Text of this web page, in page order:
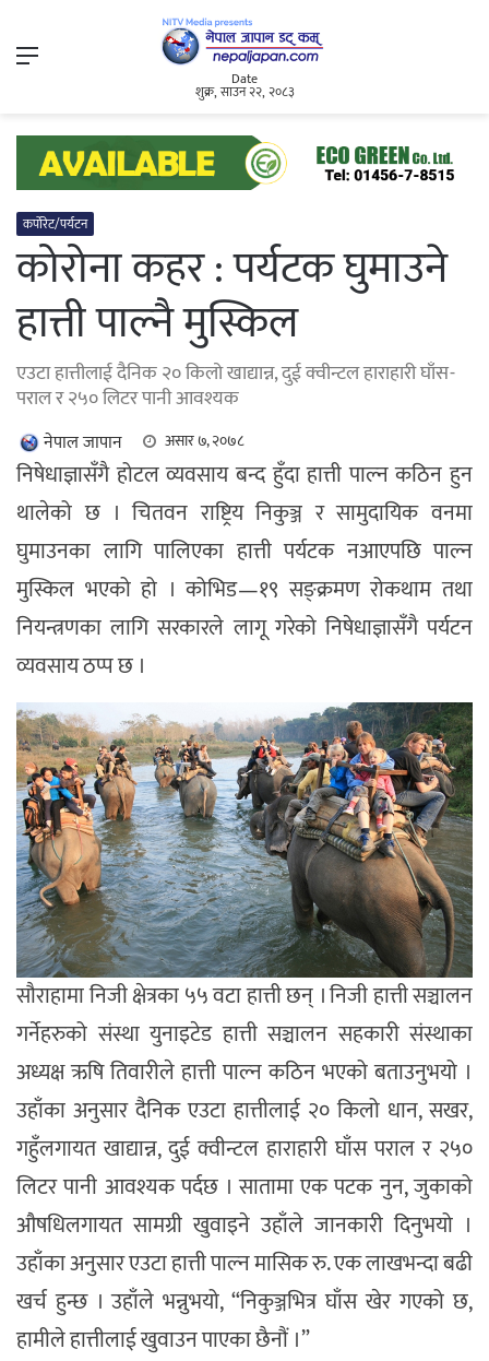
Menu
Date
शुक्र, साउन २२, २०८३
कर्पोरेट/पर्यटन
कोरोना कहर : पर्यटक घुमाउने
हात्ती पाल्नै मुस्किल
एउटा हात्तीलाई दैनिक २० किलो खाद्यान्न, दुई क्वीन्टल हाराहारी घाँस-
पराल र २५० लिटर पानी आवश्यक
नेपाल जापान असार ७, २०७८
निषेधाज्ञासँगै होटल व्यवसाय बन्द हुँदा हात्ती पाल्न कठिन हुन
थालेको छ । चितवन राष्ट्रिय निकुञ्ज र सामुदायिक वनमा
घुमाउनका लागि पालिएका हात्ती पर्यटक नआएपछि पाल्न
मुस्किल भएको हो । कोभिड—१९ सङ्क्रमण रोकथाम तथा
नियन्त्रणका लागि सरकारले लागू गरेको निषेधाज्ञासँगै पर्यटन
व्यवसाय ठप्प छ ।
सौराहामा निजी क्षेत्रका ५५ वटा हात्ती छन् । निजी हात्ती सञ्चालन
गर्नेहरुको संस्था युनाइटेड हात्ती सञ्चालन सहकारी संस्थाका
अध्यक्ष ऋषि तिवारीले हात्ती पाल्न कठिन भएको बताउनुभयो ।
उहाँका अनुसार दैनिक एउटा हात्तीलाई २० किलो धान, सखर,
गहुँलगायत खाद्यान्न, दुई क्वीन्टल हाराहारी घाँस पराल र २५०
लिटर पानी आवश्यक पर्दछ । सातामा एक पटक नुन, जुकाको
औषधिलगायत सामग्री खुवाइने उहाँले जानकारी दिनुभयो ।
उहाँका अनुसार एउटा हात्ती पाल्न मासिक रु. एक लाखभन्दा बढी
खर्च हुन्छ । उहाँले भन्नुभयो, “निकुञ्जभित्र घाँस खेर गएको छ,
हामीले हात्तीलाई खुवाउन पाएका छैनौं ।”